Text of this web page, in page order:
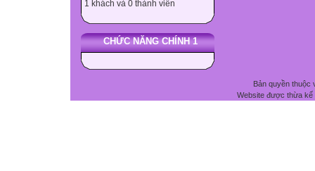
1 khách và 0 thành viên
CHỨC NĂNG CHÍNH 1
Bản quyền thuộc
Website được thừa